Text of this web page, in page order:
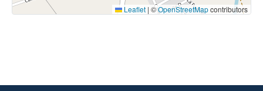
Leaflet | ©OpenStreetMapcontributors